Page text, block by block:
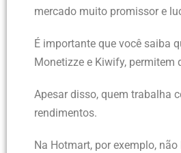
mercado muito promissor e
É importante que você saiba
Monetizze e Kiwify,
Apesar disso, quem trabalha
rendimentos.
Na Hotmart, por exemplo,